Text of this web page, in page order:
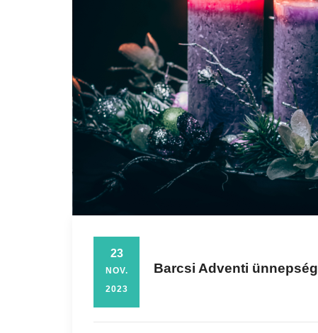
23
NOV.
2023
Barcsi Adventi ünnepség